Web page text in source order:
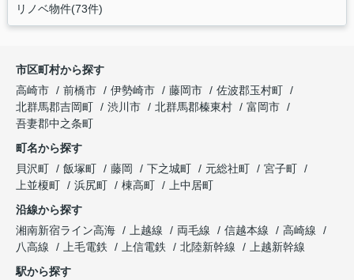
リノベ物件(73件)
市区町村から探す
高崎市
前橋市 伊勢崎市 藤岡市
佐波郡玉村町
北群馬郡吉岡町
渋川市 北群馬郡榛東村
富岡市
吾妻郡中之条町
町名から探す
貝沢町
飯塚町 藤岡 下之城町 元総社町
宮子町
上並榎町
浜尻町 棟高町
上中居町
沿線から探す
湘南新宿ライン高海
上越線 両毛線 信越本線
高崎線
八高線
上毛電鉄 上信電鉄 北陸新幹線
上越新幹線
駅から探す